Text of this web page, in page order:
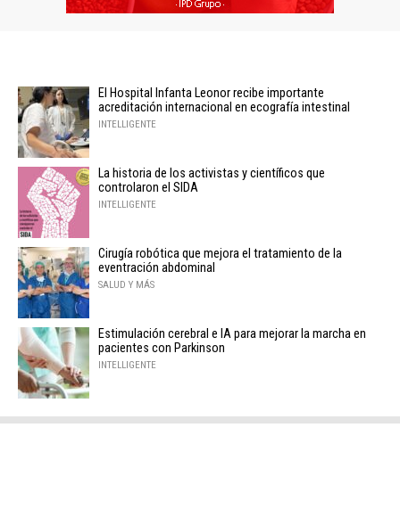
El Hospital Infanta Leonor recibe importante
acreditación internacional en ecografía intestinal
INTELLIGENTE
La historia de los activistas y científicos que
controlaron el SIDA
INTELLIGENTE
Cirugía robótica que mejora el tratamiento de la
eventración abdominal
SALUD Y MÁS
Estimulación cerebral e IA para mejorar la marcha en
pacientes con Parkinson
INTELLIGENTE